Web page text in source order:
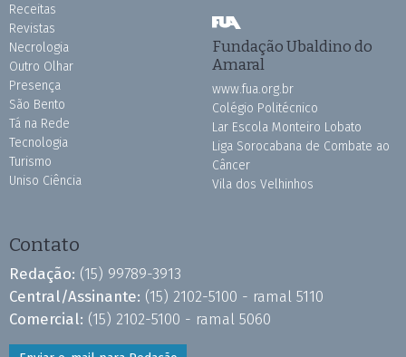
Receitas
Revistas
Necrologia
Outro Olhar
Presença
São Bento
Tá na Rede
Tecnologia
Turismo
Uniso Ciência
Fundação Ubaldino do
Amaral
www.fua.org.br
Colégio Politécnico
Lar Escola Monteiro Lobato
Liga Sorocabana de Combate ao
Câncer
Vila dos Velhinhos
Contato
Redação: (15) 99789-3913
Central/Assinante: (15) 2102-5100 - ramal 5110
Comercial: (15) 2102-5100 - ramal 5060